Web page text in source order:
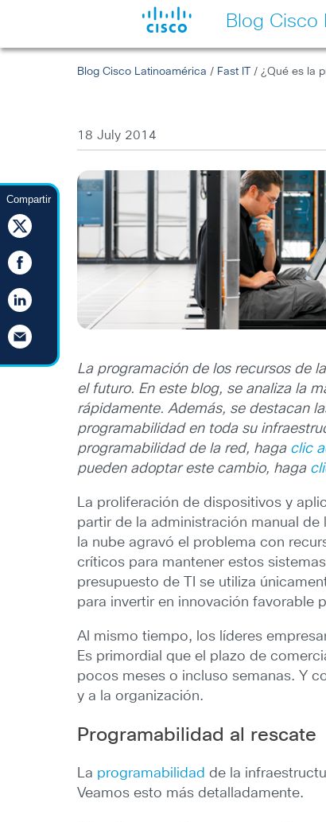
Blog Cisco
Compartir
Blog Cisco Latinoamérica / Fast IT / ¿Qué es la
18 July 2014
La programación de los recursos de
el futuro. En este blog, se analiza la
rápidamente. Además, se destacan
programabilidad en toda su
programabilidad de la red, haga clic
pueden adoptar este cambio, haga
La proliferación de dispositivos y
partir de la administración manual
la nube agravó el problema con
críticos para mantener estos
presupuesto de TI se utiliza
para invertir en innovación favorable
Al mismo tiempo, los líderes
Es primordial que el plazo de
pocos meses o incluso semanas. Y
y a la organización.
Programabilidad al rescate
La programabilidad de la
Veamos esto más detalladamente.